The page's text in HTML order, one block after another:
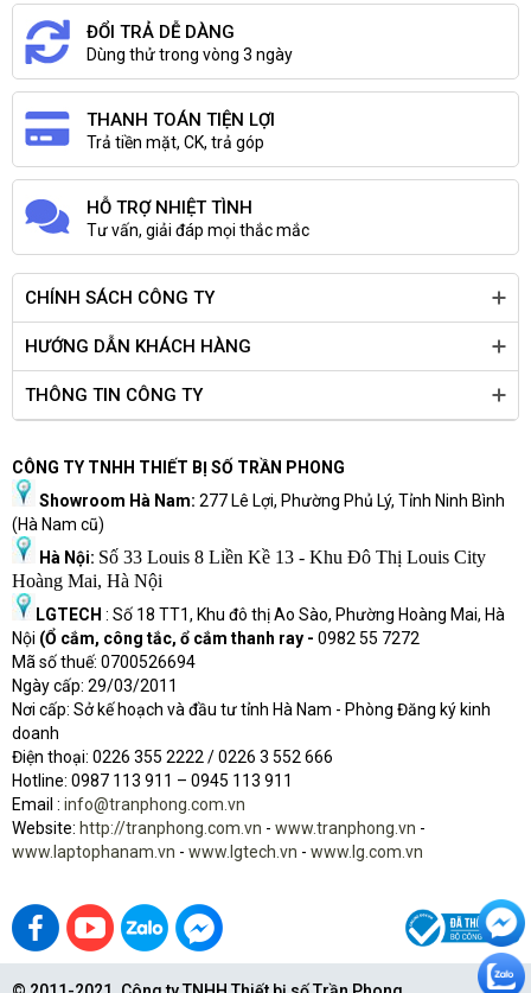
ĐỔI TRẢ DỄ DÀNG
Dùng thử trong vòng 3 ngày
THANH TOÁN TIỆN LỢI
Trả tiền mặt, CK, trả góp
HỖ TRỢ NHIỆT TÌNH
Tư vấn, giải đáp mọi thắc mắc
CHÍNH SÁCH CÔNG TY
HƯỚNG DẪN KHÁCH HÀNG
THÔNG TIN CÔNG TY
CÔNG TY TNHH THIẾT BỊ SỐ TRẦN PHONG
Showroom Hà Nam: 277 Lê Lợi, Phường Phủ Lý, Tỉnh Ninh Bình
(Hà Nam cũ)
Hà Nội: Số 33 Louis 8 Liền Kề 13 - Khu Đô Thị Louis City
Hoàng Mai, Hà Nội
LGTECH : Số 18 TT1, Khu đô thị Ao Sào, Phường Hoàng Mai, Hà
Nội (Ổ cắm, công tắc, ổ cắm thanh ray - 0982 55 7272
Mã số thuế: 0700526694
Ngày cấp: 29/03/2011
Nơi cấp: Sở kế hoạch và đầu tư tỉnh Hà Nam - Phòng Đăng ký kinh
doanh
Điện thoại: 0226 355 2222 / 0226 3 552 666
Hotine: 0987 113 911 – 0945 113 911
Email : info@tranphong.com.vn
Website: http://tranphong.com.vn - www.tranphong.vn -
www.laptophanam.vn - www.lgtech.vn - www.lg.com.vn